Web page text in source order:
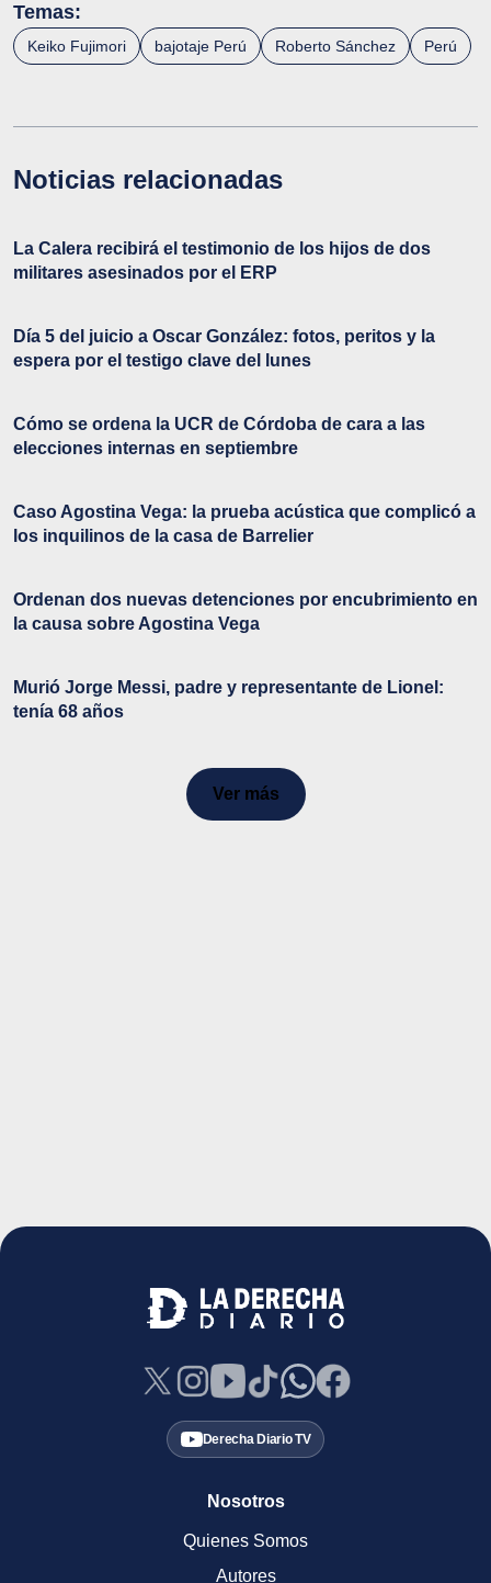
Temas:
Keiko Fujimori bajotaje Perú Roberto Sánchez Perú
Noticias relacionadas
La Calera recibirá el testimonio de los hijos de dos
militares asesinados por el ERP
Día 5 del juicio a Oscar González: fotos, peritos y la
espera por el testigo clave del lunes
Cómo se ordena la UCR de Córdoba de cara a las
elecciones internas en septiembre
Caso Agostina Vega: la prueba acústica que complicó a
los inquilinos de la casa de Barrelier
Ordenan dos nuevas detenciones por encubrimiento en
la causa sobre Agostina Vega
Murió Jorge Messi, padre y representante de Lionel:
tenía 68 años
Ver más
Derecha Diario TV
Nosotros
Quienes Somos
Autores